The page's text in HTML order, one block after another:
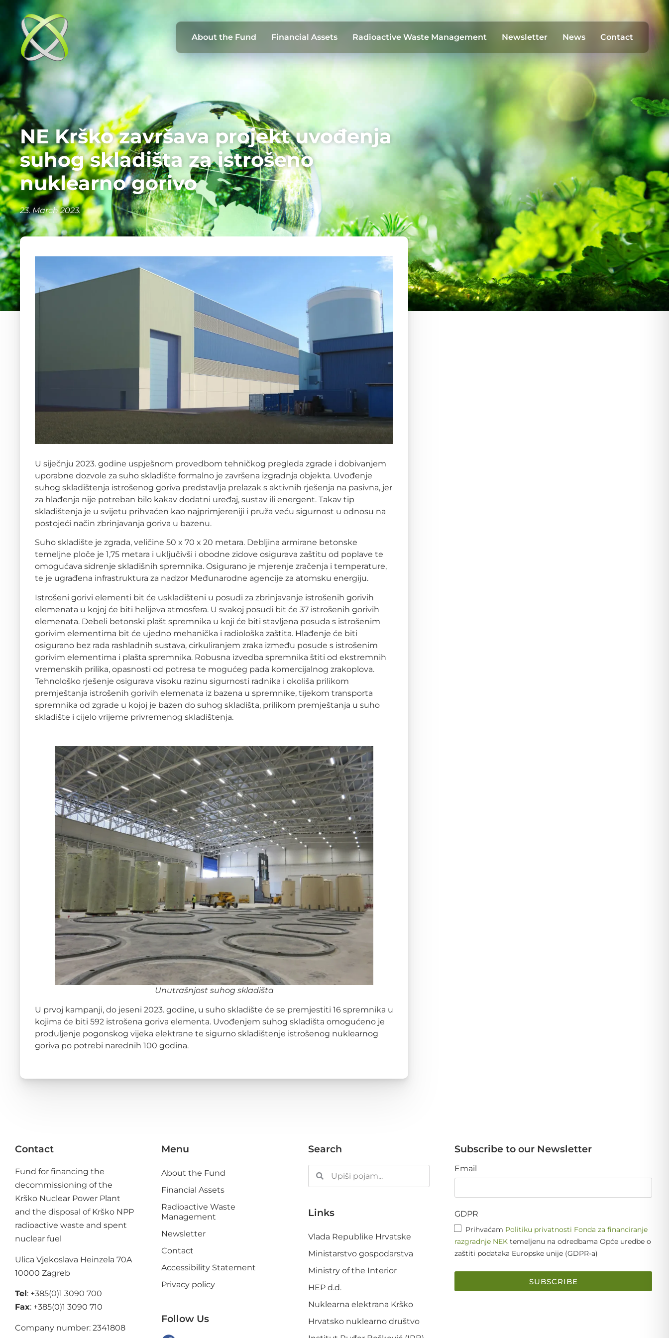
About the Fund Financial Assets Radioactive Waste Management Newsletter News Contact
NE Krško završava projekt uvođenja
suhog skladišta za istrošeno
nuklearno gorivo
23. March 2023.
U siječnju 2023. godine uspješnom provedbom tehničkog pregleda zgrade i dobivanjem
uporabne dozvole za suho skladište formalno je završena izgradnja objekta. Uvođenje
suhog skladištenja istrošenog goriva predstavlja prelazak s aktivnih rješenja na pasivna, jer
za hlađenja nije potreban bilo kakav dodatni uređaj, sustav ili energent. Takav tip
skladištenja je u svijetu prihvaćen kao najprimjereniji i pruža veću sigurnost u odnosu na
postojeći način zbrinjavanja goriva u bazenu.
Suho skladište je zgrada, veličine 50 x 70 x 20 metara. Debljina armirane betonske
temeljne ploče je 1,75 metara i uključivši i obodne zidove osigurava zaštitu od poplave te
omogućava sidrenje skladišnih spremnika. Osigurano je mjerenje zračenja i temperature,
te je ugrađena infrastruktura za nadzor Međunarodne agencije za atomsku energiju.
Istrošeni gorivi elementi bit će uskladišteni u posudi za zbrinjavanje istrošenih gorivih
elemenata u kojoj će biti helijeva atmosfera. U svakoj posudi bit će 37 istrošenih gorivih
elemenata. Debeli betonski plašt spremnika u koji će biti stavljena posuda s istrošenim
gorivim elementima bit će ujedno mehanička i radiološka zaštita. Hlađenje će biti
osigurano bez rada rashladnih sustava, cirkuliranjem zraka između posude s istrošenim
gorivim elementima i plašta spremnika. Robusna izvedba spremnika štiti od ekstremnih
vremenskih prilika, opasnosti od potresa te mogućeg pada komercijalnog zrakoplova.
Tehnološko rješenje osigurava visoku razinu sigurnosti radnika i okoliša prilikom
premještanja istrošenih gorivih elemenata iz bazena u spremnike, tijekom transporta
spremnika od zgrade u kojoj je bazen do suhog skladišta, prilikom premještanja u suho
skladište i cijelo vrijeme privremenog skladištenja.
Unutrašnjost suhog skladišta
U prvoj kampanji, do jeseni 2023. godine, u suho skladište će se premjestiti 16 spremnika u
kojima će biti 592 istrošena goriva elementa. Uvođenjem suhog skladišta omogućeno je
produljenje pogonskog vijeka elektrane te sigurno skladištenje istrošenog nuklearnog
goriva po potrebi narednih 100 godina.
Contact
Fund for financing the
decommissioning of the
Krško Nuclear Power Plant
and the disposal of Krško NPP
radioactive waste and spent
nuclear fuel
Ulica Vjekoslava Heinzela 70A
10000 Zagreb
Tel: +385(0)1 3090 700
Fax: +385(0)1 3090 710
Company number: 2341808
Menu
About the Fund
Financial Assets
Radioactive Waste
Management
Newsletter
Contact
Accessibility Statement
Privacy policy
Follow Us
Search
Links
Vlada Republike Hrvatske
Ministarstvo gospodarstva
Ministry of the Interior
HEP d.d.
Nuklearna elektrana Krško
Hrvatsko nuklearno društvo
Subscribe to our Newsletter
Email
GDPR
Prihvaćam Politiku privatnosti Fonda za financiranje
razgradnje NEK temeljenu na odredbama Opće uredbe o
zaštiti podataka Europske unije (GDPR-a)
SUBSCRIBE